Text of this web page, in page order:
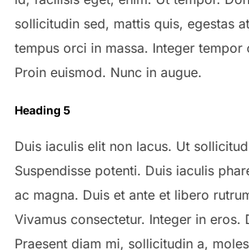
sollicitudin sed, mattis quis, egestas
tempus orci in massa. Integer tempor
Proin euismod. Nunc in augue.
Heading 5
Duis iaculis elit non lacus. Ut
Suspendisse potenti. Duis iaculis
ac magna. Duis et ante et libero
Vivamus consectetur. Integer in eros.
Praesent diam mi, sollicitudin a,